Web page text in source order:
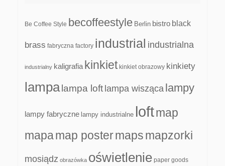
Be Coffee Style becoffeestyle Berlin bistro black
brass fabryczna factory industrial industrialna
industrialny kaligrafia kinkiet kinkiet obrazowy kinkiety
lampa lampa loft lampa wisząca lampy
lampy fabryczne lampy industrialne loftmap
mapamap postermapsmapzorki
mosiądz obrazówka oświetlenie paper goods